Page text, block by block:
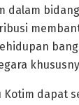
dalam
Kotim dapat